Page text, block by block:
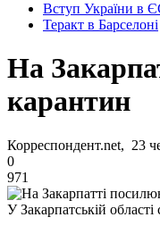
Вступ України в
Теракт в Барселоні
На
карантин
Корреспондент.net, 23
0
971
У Закарпатській